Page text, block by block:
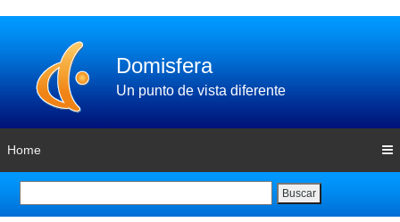
Domisfera
Un punto de vista diferente
Home
Buscar